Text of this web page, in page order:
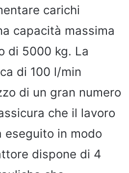
carichi
capacità massima
di 5000 kg. La
di 100 l/min
di un gran numero
che il lavoro
eseguito in modo
dispone di 4